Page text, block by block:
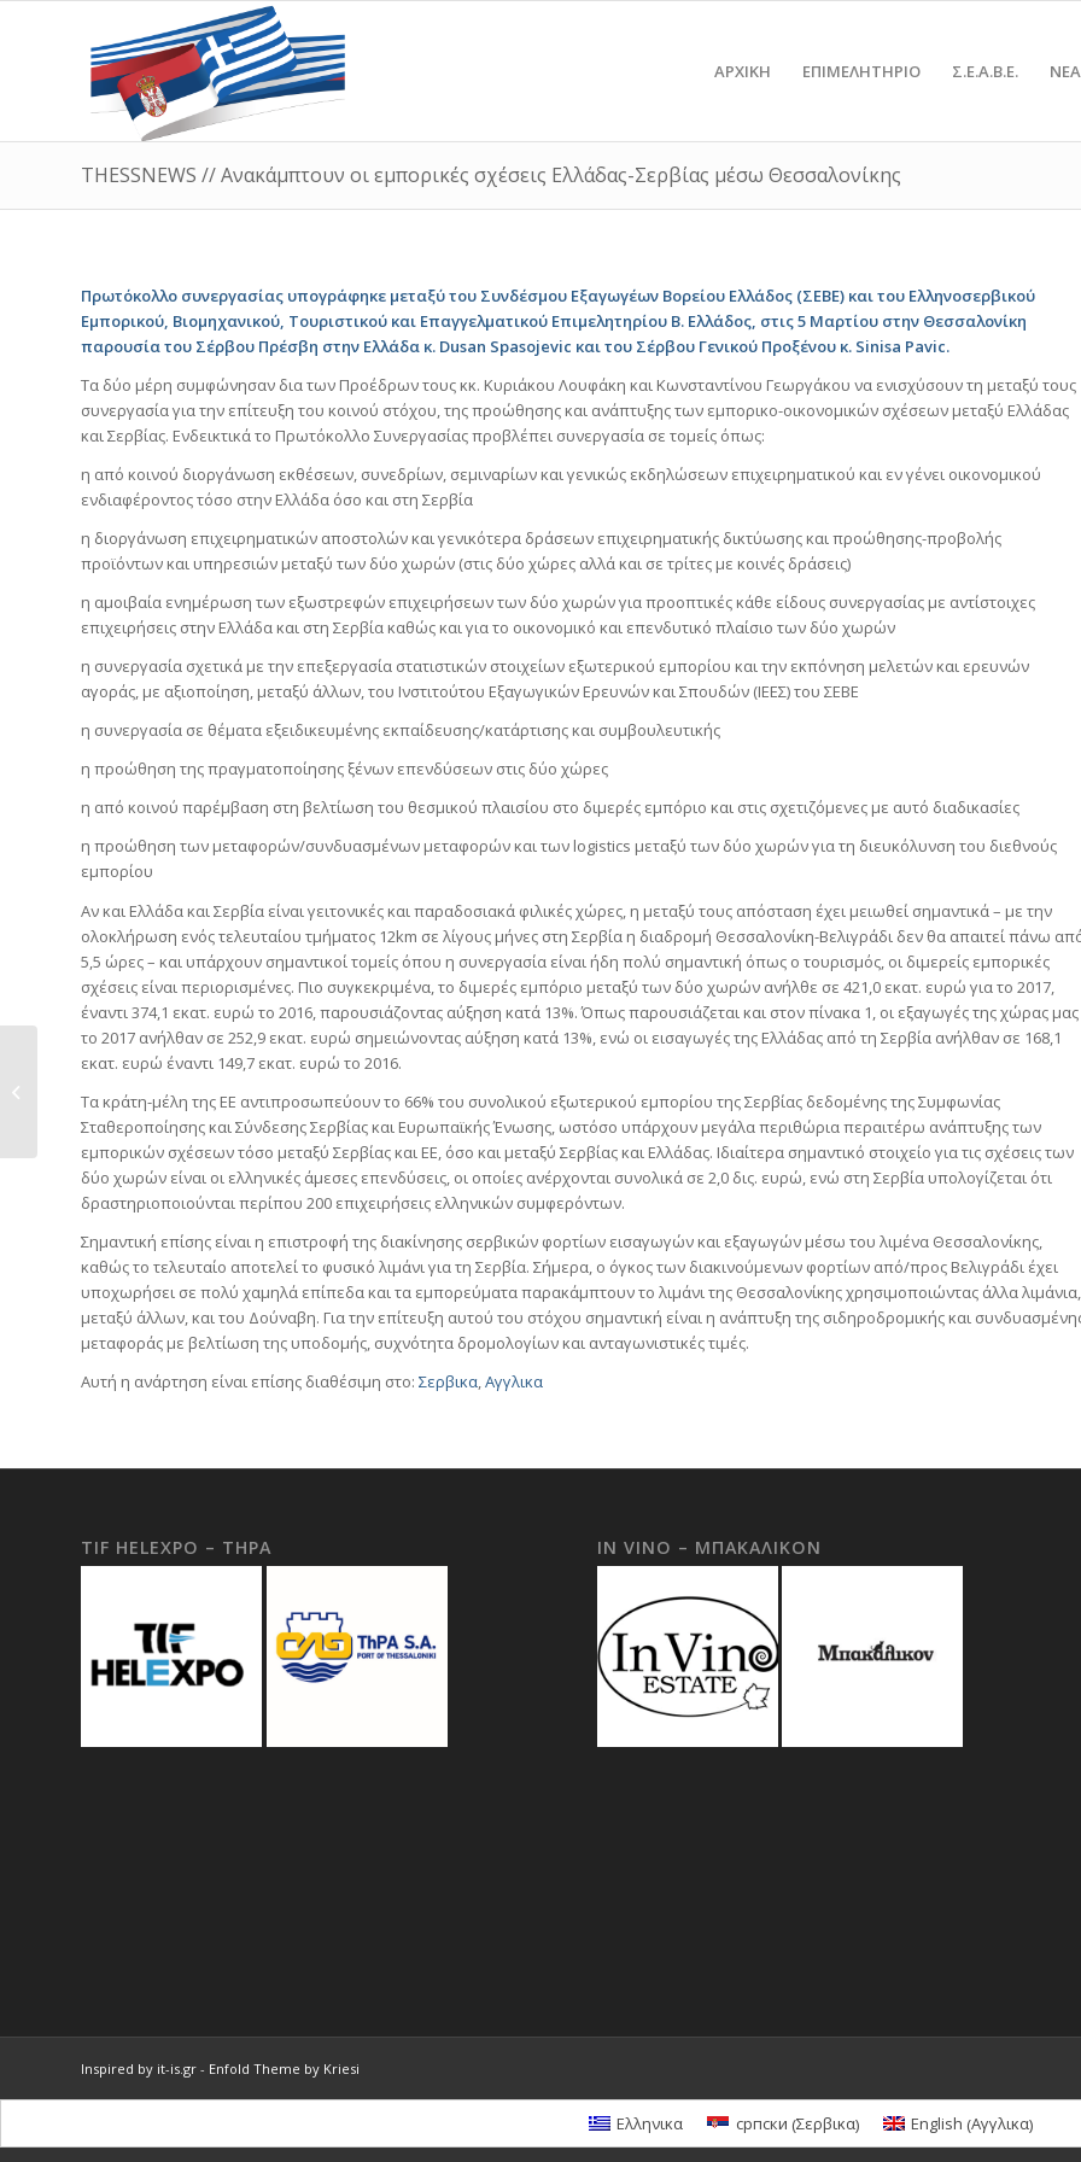
ΑΡΧΙΚΗ ΕΠΙΜΕΛΗΤΗΡΙΟ Σ.Ε.Α.Β.Ε. NEA
THESSNEWS // Ανακάμπτουν οι εμπορικές σχέσεις Ελλάδας-Σερβίας μέσω Θεσσαλονίκης
Πρωτόκολλο συνεργασίας υπογράφηκε μεταξύ του Συνδέσμου Εξαγωγέων Βορείου Ελλάδος (ΣΕΒΕ) και του Ελληνοσερβικού
Εμπορικού, Βιομηχανικού, Τουριστικού και Επαγγελματικού Επιμελητηρίου Β. Ελλάδος, στις 5 Μαρτίου στην Θεσσαλονίκη
παρουσία του Σέρβου Πρέσβη στην Ελλάδα κ. Dusan Spasojevic και του Σέρβου Γενικού Προξένου κ. Sinisa Pavic.
Τα δύο μέρη συμφώνησαν δια των Προέδρων τους κκ. Κυριάκου Λουφάκη και Κωνσταντίνου Γεωργάκου να ενισχύσουν τη μεταξύ τους
συνεργασία για την επίτευξη του κοινού στόχου, της προώθησης και ανάπτυξης των εμπορικο-οικονομικών σχέσεων μεταξύ Ελλάδας
και Σερβίας. Ενδεικτικά το Πρωτόκολλο Συνεργασίας προβλέπει συνεργασία σε τομείς όπως:
η από κοινού διοργάνωση εκθέσεων, συνεδρίων, σεμιναρίων και γενικώς εκδηλώσεων επιχειρηματικού και εν γένει οικονομικού
ενδιαφέροντος τόσο στην Ελλάδα όσο και στη Σερβία
η διοργάνωση επιχειρηματικών αποστολών και γενικότερα δράσεων επιχειρηματικής δικτύωσης και προώθησης-προβολής
προϊόντων και υπηρεσιών μεταξύ των δύο χωρών (στις δύο χώρες αλλά και σε τρίτες με κοινές δράσεις)
η αμοιβαία ενημέρωση των εξωστρεφών επιχειρήσεων των δύο χωρών για προοπτικές κάθε είδους συνεργασίας με αντίστοιχες
επιχειρήσεις στην Ελλάδα και στη Σερβία καθώς και για το οικονομικό και επενδυτικό πλαίσιο των δύο χωρών
η συνεργασία σχετικά με την επεξεργασία στατιστικών στοιχείων εξωτερικού εμπορίου και την εκπόνηση μελετών και ερευνών
αγοράς, με αξιοποίηση, μεταξύ άλλων, του Ινστιτούτου Εξαγωγικών Ερευνών και Σπουδών (ΙΕΕΣ) του ΣΕΒΕ
η συνεργασία σε θέματα εξειδικευμένης εκπαίδευσης/κατάρτισης και συμβουλευτικής
η προώθηση της πραγματοποίησης ξένων επενδύσεων στις δύο χώρες
η από κοινού παρέμβαση στη βελτίωση του θεσμικού πλαισίου στο διμερές εμπόριο και στις σχετιζόμενες με αυτό διαδικασίες
η προώθηση των μεταφορών/συνδυασμένων μεταφορών και των logistics μεταξύ των δύο χωρών για τη διευκόλυνση του διεθνούς
εμπορίου
Αν και Ελλάδα και Σερβία είναι γειτονικές και παραδοσιακά φιλικές χώρες, η μεταξύ τους απόσταση έχει μειωθεί σημαντικά – με την
ολοκλήρωση ενός τελευταίου τμήματος 12km σε λίγους μήνες στη Σερβία η διαδρομή Θεσσαλονίκη-Βελιγράδι δεν θα απαιτεί πάνω
5,5 ώρες – και υπάρχουν σημαντικοί τομείς όπου η συνεργασία είναι ήδη πολύ σημαντική όπως ο τουρισμός, οι διμερείς εμπορικές
σχέσεις είναι περιορισμένες. Πιο συγκεκριμένα, το διμερές εμπόριο μεταξύ των δύο χωρών ανήλθε σε 421,0 εκατ. ευρώ για το 2017,
έναντι 374,1 εκατ. ευρώ το 2016, παρουσιάζοντας αύξηση κατά 13%. Όπως παρουσιάζεται και στον πίνακα 1, οι εξαγωγές της χώρας μας
το 2017 ανήλθαν σε 252,9 εκατ. ευρώ σημειώνοντας αύξηση κατά 13%, ενώ οι εισαγωγές της Ελλάδας από τη Σερβία ανήλθαν σε 168,1
εκατ. ευρώ έναντι 149,7 εκατ. ευρώ το 2016.
Τα κράτη-μέλη της ΕΕ αντιπροσωπεύουν το 66% του συνολικού εξωτερικού εμπορίου της Σερβίας δεδομένης της Συμφωνίας
Σταθεροποίησης και Σύνδεσης Σερβίας και Ευρωπαϊκής Ένωσης, ωστόσο υπάρχουν μεγάλα περιθώρια περαιτέρω ανάπτυξης των
εμπορικών σχέσεων τόσο μεταξύ Σερβίας και ΕΕ, όσο και μεταξύ Σερβίας και Ελλάδας. Ιδιαίτερα σημαντικό στοιχείο για τις σχέσεις των
δύο χωρών είναι οι ελληνικές άμεσες επενδύσεις, οι οποίες ανέρχονται συνολικά σε 2,0 δις. ευρώ, ενώ στη Σερβία υπολογίζεται ότι
δραστηριοποιούνται περίπου 200 επιχειρήσεις ελληνικών συμφερόντων.
Σημαντική επίσης είναι η επιστροφή της διακίνησης σερβικών φορτίων εισαγωγών και εξαγωγών μέσω του λιμένα Θεσσαλονίκης,
καθώς το τελευταίο αποτελεί το φυσικό λιμάνι για τη Σερβία. Σήμερα, ο όγκος των διακινούμενων φορτίων από/προς Βελιγράδι έχει
υποχωρήσει σε πολύ χαμηλά επίπεδα και τα εμπορεύματα παρακάμπτουν το λιμάνι της Θεσσαλονίκης χρησιμοποιώντας άλλα λιμάνια,
μεταξύ άλλων, και του Δούναβη. Για την επίτευξη αυτού του στόχου σημαντική είναι η ανάπτυξη της σιδηροδρομικής και
μεταφοράς με βελτίωση της υποδομής, συχνότητα δρομολογίων και ανταγωνιστικές τιμές.
Αυτή η ανάρτηση είναι επίσης διαθέσιμη στο: Σερβικα Αγγλικα
TIF HELEXPO – THPA IN VINO – ΜΠΑΚΑΛΙΚΟΝ
Inspired by it-is.gr - Enfold Theme by Kriesi
Euro2day //
Συνεργασίας ΣΕΒΕ-
Ελληνοσερβικού...
Ελληνικα српски (Σερβικα) English (Αγγλικα)